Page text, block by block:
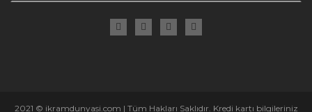
2021 © ikramdunyasi.com | Tüm Hakları Saklıdır. Kredi kartı bilgileriniz